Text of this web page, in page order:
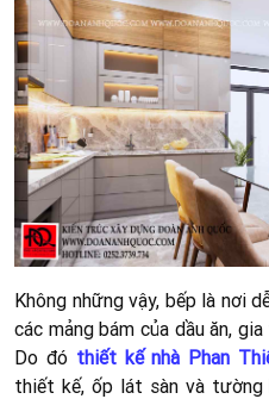
Không những vậy, bếp là nơi
các mảng bám của dầu ăn,
Do đóthiết kế nhà Phan
thiết kế, ốp lát sàn và tường